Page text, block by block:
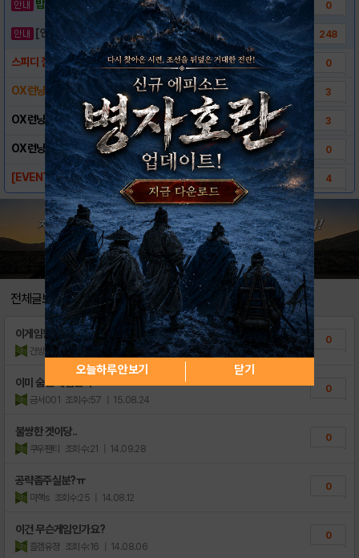
밥알이의 헝앱통신 ⑲ “밥알이, 드디어 멀티를.. 0
[안내] 헝그리앱 필수 상식! 밥알 획득 안내.. 248
스피디 질주 퀴즈 게임 OX 런닝맨 게임소개 .. 0
OX런닝맨 출시 기념 이벤트! 3
OX런닝맨 게임 특징 3
OX런닝맨 홍보영상 0
[EVENT] iOS 출시 기념 보석을 쏩니다.. 4
전체글보기
이게임뭔가요
건방지다 조회수:12 | 18.08.17
0
이미 숨진 게임인가
금서001 조회수:57 | 15.08.24
0
불쌍한 겟이당..
쿠우팬티 조회수:21 | 14.09.28
0
공략좀주실분?ㅠ
마핵s 조회수:25 | 14.08.12
0
이건 무슨게임인가요?
즐겜유졍 조회수:16 | 14.08.06
0
오늘하루 안보기 닫기